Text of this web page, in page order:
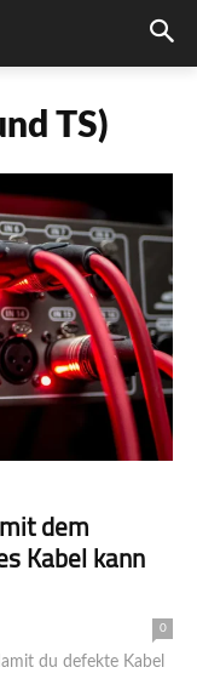
TS)
dem
Kabel kann
0
du defekte Kabel